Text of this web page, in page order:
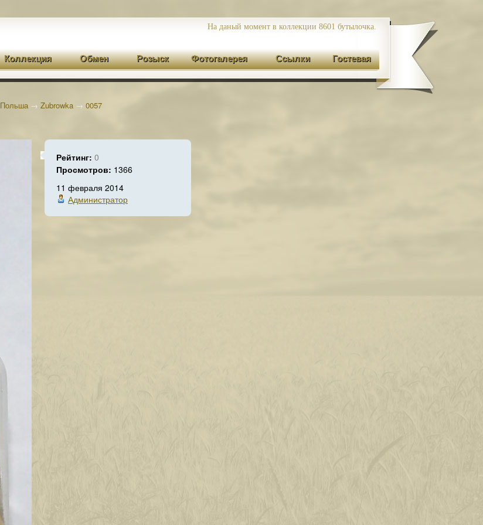
На даный момент в коллекции 8601 бутылочка.
Коллекция Обмен Розыск Фотогалерея Ссылки Гостевая
Польша→ Zubrowka → 0057
Рейтинг: 0
Просмотров: 1366
11 февраля 2014
Администратор